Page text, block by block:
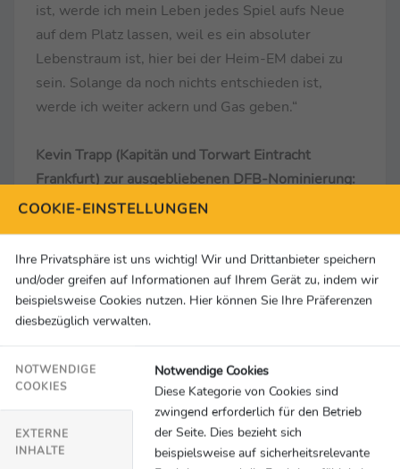
ist, werde ich mein Leben jedes Spiel aufs Neue
auf dem Platz lassen, weil es ein absoluter
Lebenstraum ist, hier bei der Heim-EM dabei zu
sein. Solange da noch nichts entschieden ist,
werde ich weiter ackern und Gas geben.“
Kevin Trapp (Kapitän und Torwart Eintracht
Frankfurt) zur ausgebliebenen DFB-Nominierung:
„Das gehört dazu und muss man dann so
einschätzen zu können und bin da reflektiert
genug. Es geht für mich jetzt darum, Leistung zu
bringen, um die Tür weiter aufzuhalten und noch
auf den Zug aufzuspringen.“
Robin Koch (Eintracht Frankfurt) zum Spiel:
haben es bis vors Tor gut gemacht. Es war oftmals
der letzte Pass oder der Abschluss, der dann zu
unsauber war. Auch das Glück fehlte, der Ball
COOKIE-EINSTELLUNGEN
Ihre Privatsphäre ist uns wichtig! Wir und Drittanbieter speichern
und/oder greifen auf Informationen auf Ihrem Gerät zu, indem wir
beispielsweise Cookies nutzen. Hier können Sie Ihre Präferenzen
diesbezüglich verwalten.
NOTWENDIGE
COOKIES
EXTERNE
INHALTE
Notwendige Cookies
Diese Kategorie von Cookies sind
zwingend erforderlich für den Betrieb
der Seite. Dies bezieht sich
beispielsweise auf sicherheitsrelevante